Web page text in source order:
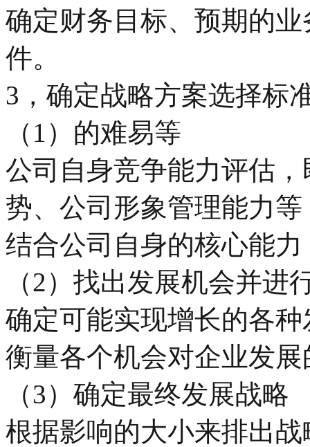
确定财务目标、预期的
件。
3，确定战略方案选择标
（1）的难易等
公司自身竞争能力评估
势、公司形象管理能力等
结合公司自身的核心能
（2）找出发展机会并进
确定可能实现增长的各
衡量各个机会对企业发
（3）确定最终发展战略
根据影响的大小来排出